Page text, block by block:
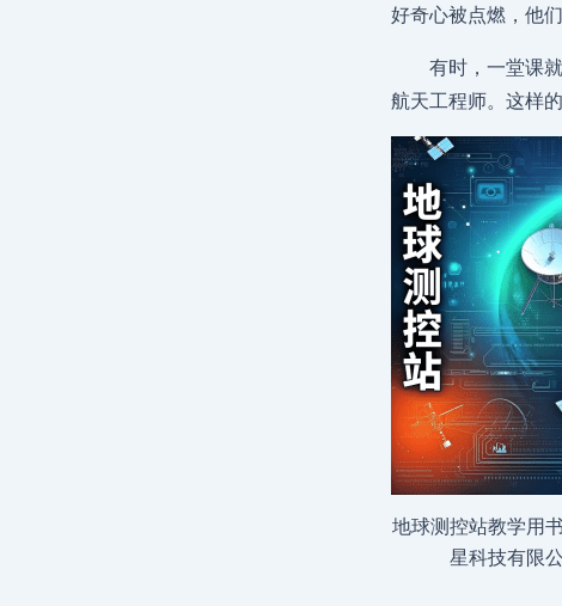
好奇心被点燃，他
有时，一堂课
航天工程师。这样
地球测控站教学用
星科技有限